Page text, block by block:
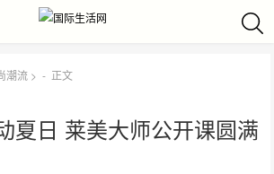
潮流 > - 正文
夏日 莱美大师公开课圆满